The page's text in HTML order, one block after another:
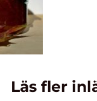
Läs fler